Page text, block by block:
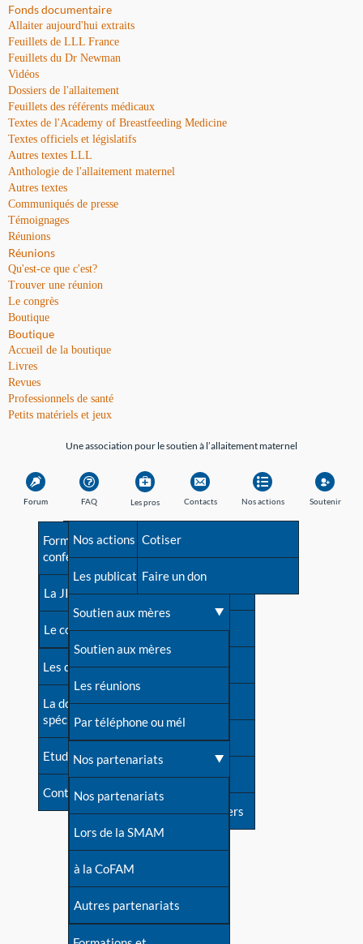
Fonds documentaire
Allaiter aujourd'hui extraits
Feuillets de LLL France
Feuillets du Dr Newman
Vidéos
Dossiers de l'allaitement
Feuillets des référents médicaux
Textes de l'Academy of Breastfeeding Medicine
Textes officiels et législatifs
Autres textes LLL
Anthologie de l'allaitement maternel
Autres textes
Communiqués de presse
Témoignages
Réunions
Réunions
Qu'est-ce que c'est?
Trouver une réunion
Le congrès
Boutique
Boutique
Accueil de la boutique
Livres
Revues
Professionnels de santé
Petits matériels et jeux
Une association pour le soutien à l’allaitement maternel
Forum FAQ
Avant la naissance
Les débuts
Une difficulté d'allaitement ?
Cas particuliers
Mythes et vérités
Devenir animatrice ?
Une question sur le site
Les pros
Formations et
conférences
La JIA
Le congrès
Les dossiers de l'allaitement
La documentation
spécialisée
Etudes récentes
Contact
Contacts
Besoin d'aide?
Répertoire de tous les
contacts
Contact presse
Dossier de presse
Soutenir LLL
Livre d'or
Forum
S'inscrire à nos newsletters
Nos actions
Nos actions
Les publications
Soutien aux mères
Soutien aux mères
Les réunions
Par téléphone ou mél
Nos partenariats
Nos partenariats
Lors de la SMAM
à la CoFAM
Autres partenariats
Soutenir
Cotiser
Faire un don